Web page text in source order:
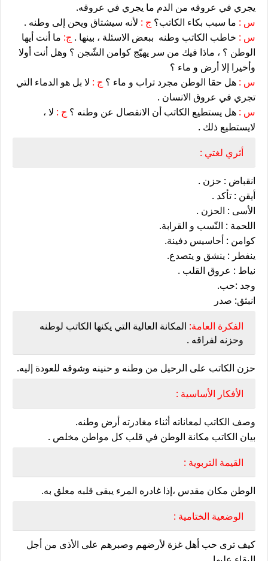
يجري في عروقه من الدم ما يجري في عروقه.
س : ما سبب بكاء الكاتب؟ ج : لأنه سيشتاق ويحن إلى وطنه .
س : خاطب الكاتب وطنه ببعض الاسئلة ، بينها . ج: ما أنت أيها
الوطن ؟ ، ماذا فيك من سر يهيّج كوامن الشّجن ؟ وهل أنت أولا
وأخيرا إلا أرض و ماء ؟
س : هل حقا الوطن مجرد تراب و ماء ؟ ج : لا بل هو الدماء التي
تجري في عروق الانسان .
س : هل يستطيع الكاتب أن الانفصال عن وطنه ؟ ج : لا ،
لايستطيع ذلك .
أثري لغتي :
انقباض : حزن .
أيقن : تأكد .
الأسى : الحزن .
اللحمة : النّسب و القرابة.
كوامن : أحاسيس دفينة.
ينفطر : ينشق و يتصدع.
نياط : عروق القلب .
وجد :حب.
انبثق: صدر
الفكرة العامة: المكانة العالية التي يكنها الكاتب لوطنه
وحزنه لفراقه .
حزن الكاتب على الرحيل من وطنه و حنينه وشوقه للعودة إليه.
الأفكار الأساسية :
وصف الكاتب لمعاناته أثناء مغادرته أرض وطنه.
بيان الكاتب مكانة الوطن في قلب كل مواطن مخلص .
القيمة التربوية :
الوطن مكان مقدس ،إذا غادره المرء يبقى قلبه معلق به.
الوضعية الختامية :
كيف ترى حب أهل غزة لأرضهم وصبرهم على الأذى من أجل